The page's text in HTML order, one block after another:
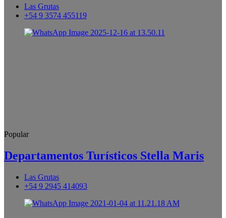
Las Grutas
+54 9 3574 455119
Popular
Departamentos Turísticos Stella Maris
Las Grutas
+54 9 2945 414093